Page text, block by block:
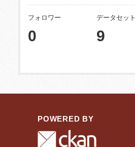
フォロワー
0
データセット
9
POWERED BY